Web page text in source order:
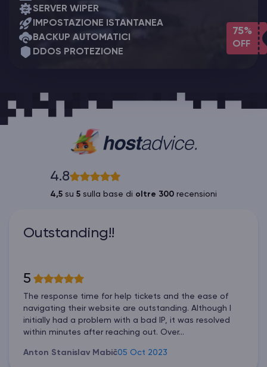
75%
OFF
SERVER WIPER
IMPOSTAZIONE ISTANTANEA
BACKUP AUTOMATICI
DDOS PROTEZIONE
4.8
4,5 su 5 sulla base di oltre 300 recensioni
Outstanding!!
5
The response time for help tickets and the ease of
navigating their website are outstanding. Although I
initially had a problem with a bad IP, it was resolved
within minutes after reaching out. Over...
Anton Stanislav Mabič05 Oct 2023